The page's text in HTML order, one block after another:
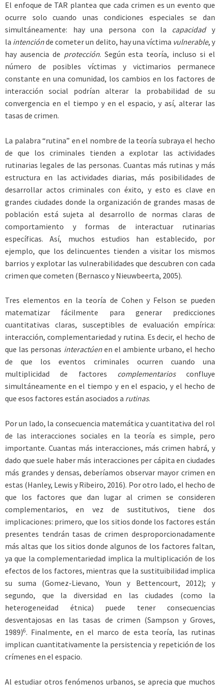
El enfoque de TAR plantea que cada crimen es un evento que
ocurre solo cuando unas condiciones especiales se dan
simultáneamente: hay una persona con la capacidady
la intenciónde cometer un delito, hay una víctima vulnerable, y
hay ausencia de protección. Según esta teoría, incluso si el
número de posibles víctimas y victimarios permanece
constante en una comunidad, los cambios en los factores de
interacción social podrían alterar la probabilidad de su
convergencia en el tiempo y en el espacio, y así, alterar las
tasas de crimen.
La palabra “rutina” en el nombre de la teoría subraya el hecho
de que los criminales tienden a explotar las actividades
rutinarias legales de las personas. Cuantas más rutinas y más
estructura en las actividades diarias, más posibilidades de
desarrollar actos criminales con éxito, y esto es clave en
grandes ciudades donde la organización de grandes masas de
población está sujeta al desarrollo de normas claras de
comportamiento y formas de interactuar rutinarias
específicas. Así, muchos estudios han establecido, por
ejemplo, que los delincuentes tienden a visitar los mismos
barrios y explotar las vulnerabilidades que descubren con cada
crimen que cometen (Bernasco y Nieuwbeerta, 2005).
Tres elementos en la teoría de Cohen y Felson se pueden
matematizar fácilmente para generar predicciones
cuantitativas claras, susceptibles de evaluación empírica:
interacción, complementariedad y rutina. Es decir, el hecho de
que las personas interactúenen el ambiente urbano, el hecho
de que los eventos criminales ocurren cuando una
multiplicidad de factores complementariosconfluye
simultáneamente en el tiempo y en el espacio, y el hecho de
que esos factores están asociados a rutinas.
Por un lado, la consecuencia matemática y cuantitativa del rol
de las interacciones sociales en la teoría es simple, pero
importante. Cuantas más interacciones, más crimen habrá, y
dado que suele haber más interacciones per cápita en ciudades
más grandes y densas, deberíamos observar mayor crimen en
estas (Hanley, Lewis y Ribeiro, 2016). Por otro lado, el hecho de
que los factores que dan lugar al crimen se consideren
complementarios, en vez de sustitutivos, tiene dos
implicaciones: primero, que los sitios donde los factores están
presentes tendrán tasas de crimen desproporcionadamente
más altas que los sitios donde algunos de los factores faltan,
ya que la complementariedad implica la multiplicación de los
efectos de los factores, mientras que la sustituibilidad implica
su suma (Gomez-Lievano, Youn y Bettencourt, 2012); y
segundo, que la diversidad en las ciudades (como la
heterogeneidad étnica) puede tener consecuencias
desventajosas en las tasas de crimen (Sampson y Groves,
1989)6. Finalmente, en el marco de esta teoría, las rutinas
implican cuantitativamente la persistencia y repetición de los
crímenes en el espacio.
Al estudiar otros fenómenos urbanos, se aprecia que muchos